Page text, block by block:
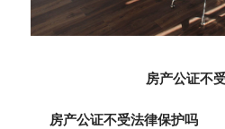
房产公证不
房产公证不受法律保护吗